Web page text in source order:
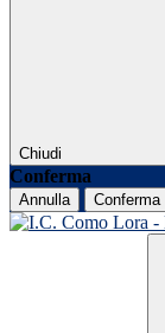
Chiudi
Conferma
Annulla Conferma